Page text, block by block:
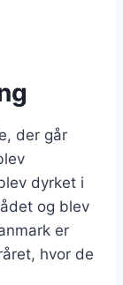
der går
dyrket i
og blev
er
hvor de